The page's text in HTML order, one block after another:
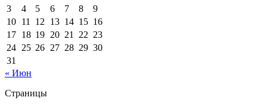
3
4 5 6 7 8
9
10 11 12 13 14 15 16
17 18 19 20 21 22 23
24 25 26 27 28 29 30
31
« Июн
Страницы